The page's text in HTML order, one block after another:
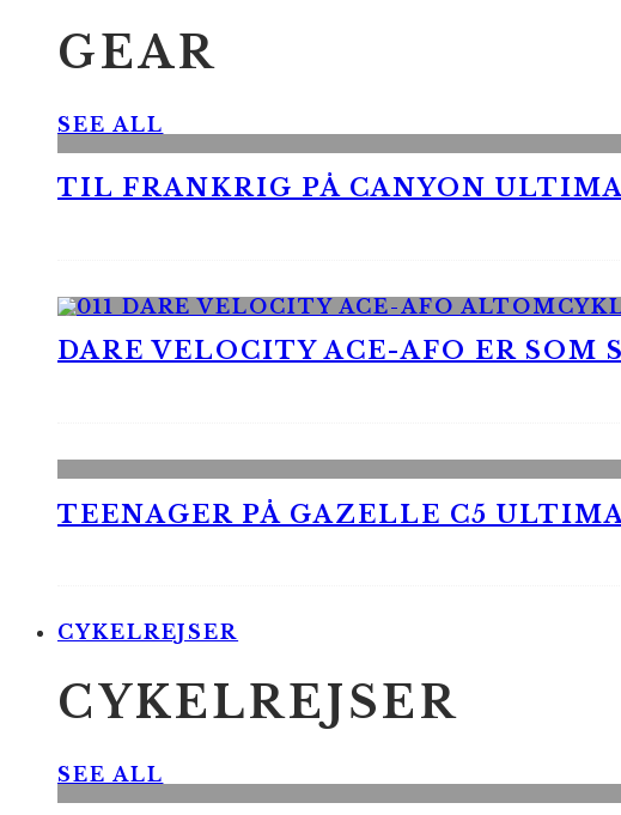
GEAR
SEE ALL
TIL FRANKRIG PÅ CANYON
DARE VELOCITY ACE-AFO ER SOM
TEENAGER PÅ GAZELLE C5
CYKELREJSER
CYKELREJSER
SEE ALL